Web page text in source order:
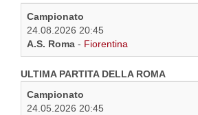
Campionato
24.08.2026 20:45
A.S. Roma - Fiorentina
ULTIMA PARTITA DELLA ROMA
Campionato
24.05.2026 20:45